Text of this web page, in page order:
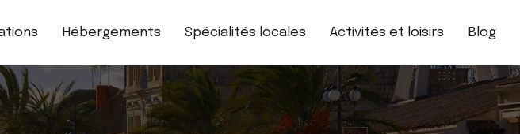
Hébergements Spécialités locales Activités et loisirs Blog